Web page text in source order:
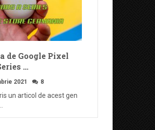
de Google Pixel
…
2021 8
un articol de acest gen